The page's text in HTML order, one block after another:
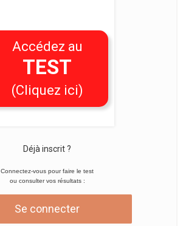
Accédez au
TEST
(Cliquez ici)
Déjà inscrit ?
Connectez-vous pour faire le test
ou consulter vos résultats :
Se connecter